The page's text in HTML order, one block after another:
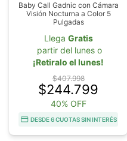
Baby Call Gadnic con Cámara
Visión Nocturna a Color 5
Pulgadas
Llega Gratis
partir del lunes o
¡Retiralo el lunes!
$407.998
$244.799
40% OFF
DESDE 6 CUOTAS SIN INTERÉS